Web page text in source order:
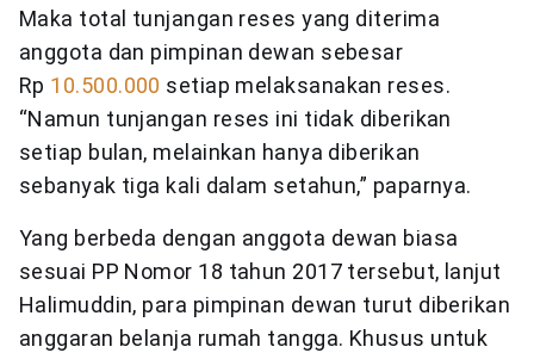
Maka total tunjangan reses yang diterima
anggota dan pimpinan dewan sebesar
Rp 10.500.000 setiap melaksanakan reses.
“Namun tunjangan reses ini tidak diberikan
setiap bulan, melainkan hanya diberikan
sebanyak tiga kali dalam setahun,” paparnya.
Yang berbeda dengan anggota dewan biasa
sesuai PP Nomor 18 tahun 2017 tersebut, lanjut
Halimuddin, para pimpinan dewan turut diberikan
anggaran belanja rumah tangga. Khusus untuk